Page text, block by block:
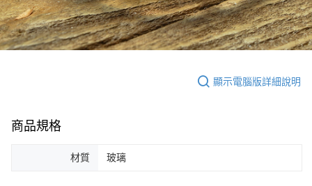
顯示電腦版詳細說明
商品規格
材質 玻璃